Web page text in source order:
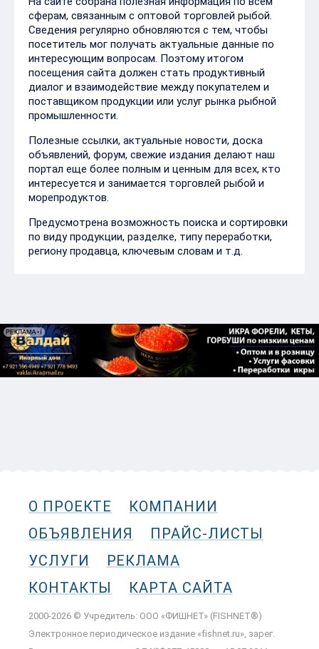
сферам, связанным с оптовой торговлей рыбой.
Сведения регулярно обновляются с тем, чтобы
посетитель мог получать актуальные данные по
интересующим вопросам. Поэтому итогом
посещения сайта должен стать продуктивный
диалог и взаимодействие между покупателем и
поставщиком продукции или услуг рынка рыбной
промышленности.
Полезные ссылки, актуальные новости, доска
объявлений, форум, свежие издания делают наш
портал еще более полным и ценным для всех, кто
интересуется и занимается торговлей рыбой и
морепродуктов.
Предусмотрена возможность поиска и сортировки
по виду продукции, разделке, типу переработки,
региону продавца, ключевым словам и т.д.
О ПРОЕКТЕ
КОМПАНИИ
ОБЪЯВЛЕНИЯ
ПРАЙС-ЛИСТЫ
УСЛУГИ
РЕКЛАМА
КОНТАКТЫ
КАРТА САЙТА
2000-2026 © Учредитель: ООО «ФИШНЕТ» (FISHNET®)
Электронное периодическое издание «fishnet.ru», зарег.